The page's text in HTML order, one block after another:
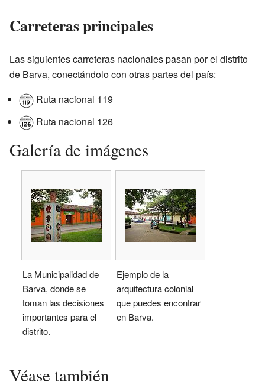
Carreteras principales
Las siguientes carreteras nacionales pasan por el distrito
de Barva, conectándolo con otras partes del país:
Ruta nacional 119
Ruta nacional 126
Galería de imágenes
La Municipalidad de
Barva, donde se
toman las decisiones
importantes para el
distrito.
Ejemplo de la
arquitectura colonial
que puedes encontrar
en Barva.
Véase también